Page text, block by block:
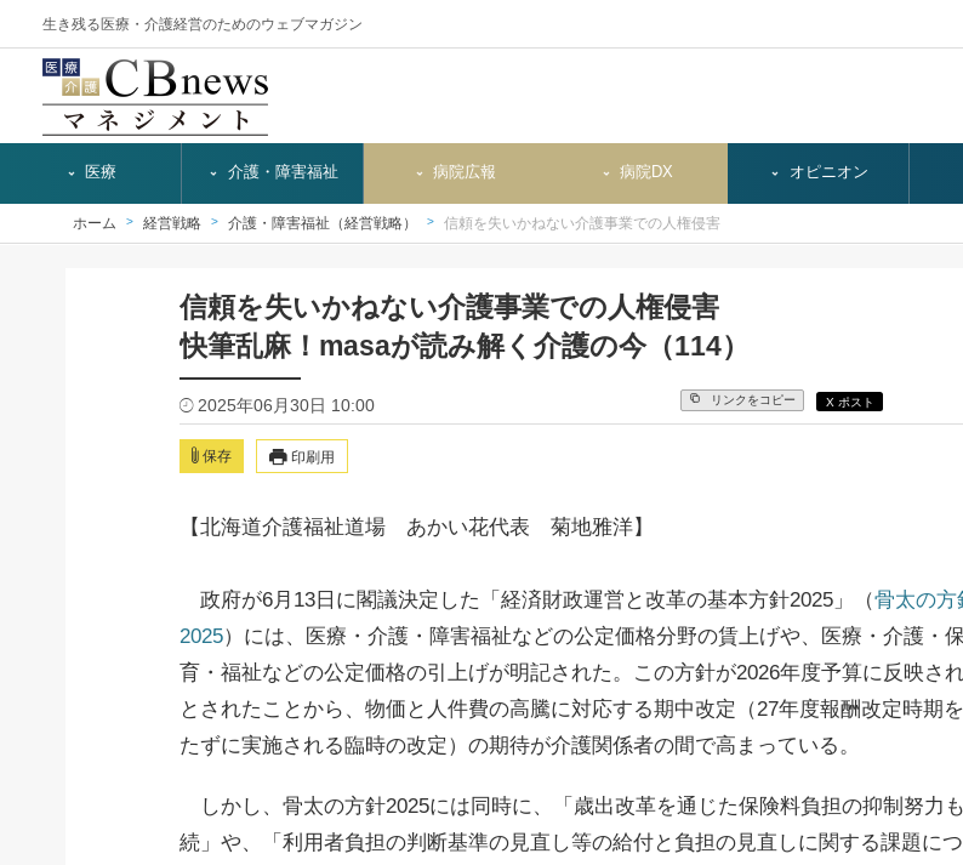
生き残る医療・介護経営のためのウェブマガジン
医療 介護・障害福祉 病院広報 病院DX オピニオン
ホーム 経営戦略 介護・障害福祉（経営戦略） 信頼を失いかねない介護事業での人権侵害
信頼を失いかねない介護事業での人権侵害
快筆乱麻！masaが読み解く介護の今（114）
2025年06月30日 10:00 リンクをコピー X ポスト
保存 印刷用
【北海道介護福祉道場 あかい花代表 菊地雅洋】
政府が6月13日に閣議決定した「経済財政運営と改革の基本方針2025」（骨太の方
2025）には、医療・介護・障害福祉などの公定価格分野の賃上げや、医療・介護・保
育・福祉などの公定価格の引上げが明記された。この方針が2026年度予算に反映さ
とされたことから、物価と人件費の高騰に対応する期中改定（27年度報酬改定時期
たずに実施される臨時の改定）の期待が介護関係者の間で高まっている。
しかし、骨太の方針2025には同時に、「歳出改革を通じた保険料負担の抑制努力
続」や、「利用者負担の判断基準の見直し等の給付と負担の見直しに関する課題に